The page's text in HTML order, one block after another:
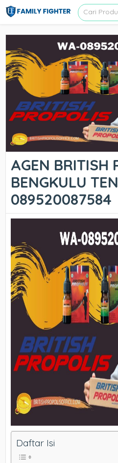
AGEN BRITISH
BENGKULU
089520087584
Daftar Isi